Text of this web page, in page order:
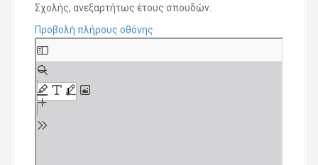
Σχολής, ανεξαρτήτως έτους σπουδών.
Προβολή πλήρους οθόνης
S
k
p
t
o
P